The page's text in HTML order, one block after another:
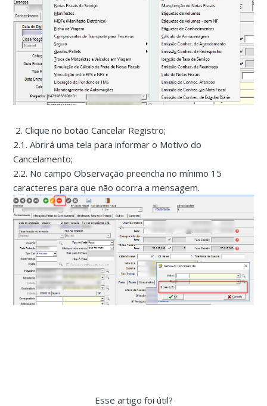
2. Clique no botão Cancelar Registro;
2.1. Abrirá uma tela para informar o Motivo do
Cancelamento;
2.2. No campo Observação preencha no mínimo 15
caracteres para que não ocorra a mensagem.
Esse artigo foi útil?